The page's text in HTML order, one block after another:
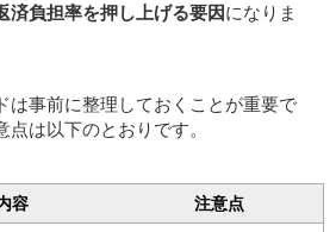
済負担率を押し上げる要因になりま
は事前に整理しておくことが重要で
は以下のとおりです。
容 注意点